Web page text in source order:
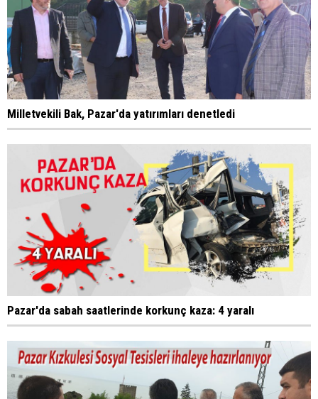
Milletvekili Bak, Pazar'da yatırımları denetledi
Pazar'da sabah saatlerinde korkunç kaza: 4 yaralı